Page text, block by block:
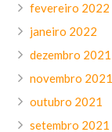
fevereiro 2022
janeiro 2022
dezembro 2021
novembro 2021
outubro 2021
setembro 2021